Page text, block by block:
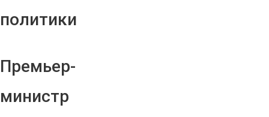
политики
Премьер-
министр